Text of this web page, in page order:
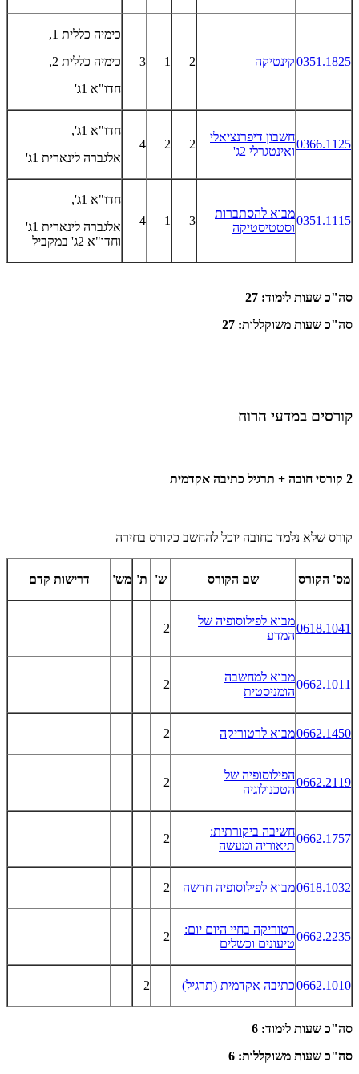
0351.1825קינטיקה 2
1
3
כימיה כללית 1,
כימיה כללית 2,
חדו"א 1ג'
0366.1125
חשבון דיפרנציאלי
ואינטגרלי 2ג'
2
2
4
חדו"א 1ג',
אלגברה לינארית 1ג'
0351.1115
מבוא להסתברות
וסטטיסטיקה
3
1
4
חדו"א 1ג',
אלגברה לינארית 1ג'
וחדו"א 2ג' במקביל
סה"כ שעות לימוד: 27
סה"כ שעות משוקללות: 27
קורסים במדעי הרוח
2 קורסי חובה + תרגיל כתיבה אקדמית
קורס שלא נלמד כחובה יוכל להחשב כקורס בחירה
מס' הקורס שם הקורס ש' ת' מש' דרישות קדם
0618.1041
מבוא לפילוסופיה של
המדע
2
0662.1011
מבוא למחשבה
הומניסטית
2
0662.1450מבוא לרטוריקה 2
0662.2119
הפילוסופיה של
הטכנולוגיה
2
0662.1757
חשיבה ביקורתית:
תיאוריה ומעשה
2
0618.1032מבוא לפילוסופיה חדשה 2
0662.2235
רטוריקה בחיי היום יום:
טיעונים וכשלים
2
0662.1010כתיבה אקדמית (תרגיל) 2
סה"כ שעות לימוד: 6
סה"כ שעות משוקללות: 6